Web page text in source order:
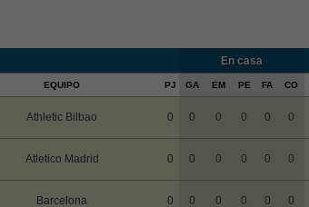
En casa
EQUIPO PJ GA EM PE FA CO
Athletic Bilbao 0 0 0 0 0 0
Atletico Madrid 0 0 0 0 0 0
Barcelona 0 0 0 0 0 0